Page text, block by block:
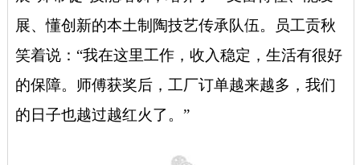
展、懂创新的本土制陶技艺传承队伍。员工贡秋
笑着说：“我在这里工作，收入稳定，生活有很好
的保障。师傅获奖后，工厂订单越来越多，我们
的日子也越过越红火了。”